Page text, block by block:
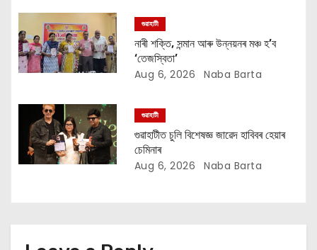
o
n
গুৱাহাটী
নাৰী শক্তি, সন্মান আৰু উন্নয়নৰ মঞ্চ হ’ব
‘তেজস্বিতা’
Aug 6, 2026 Naba Barta
গুৱাহাটী
গুৱাহাটীত চুলি বিশেষজ্ঞ জাৱেদ হাবিবৰ হেয়াৰ
চেমিনাৰ
Aug 6, 2026 Naba Barta